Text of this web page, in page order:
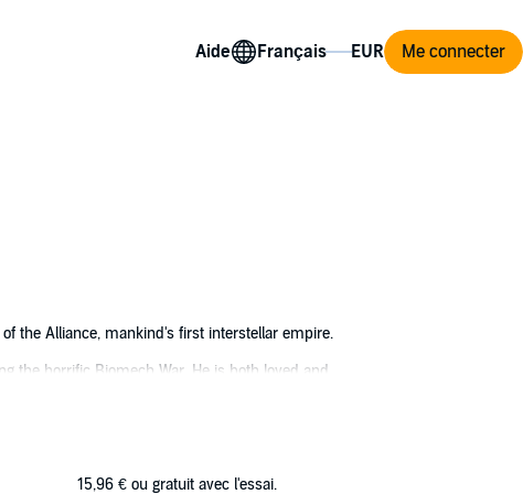
Aide Me connecter
the Alliance, mankind's first interstellar empire.
the horrific Biomech War. He is both loved and
and for the very survival of his species, and
in the harshest of conditions. The Alliance
15,96 € ou gratuit avec l'essai.